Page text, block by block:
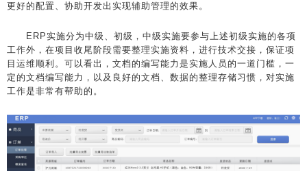
更好的配置、协助开发出实现辅助管理的效果。
ERP实施分为中级、初级，中级实施要参与上述初级实施的各项
工作外，在项目收尾阶段需要整理实施资料，进行技术交接，保证项
目运维顺利。可以看出，文档的编写能力是实施人员的一道门槛，一
定的文档编写能力，以及良好的文档、数据的整理存储习惯，对实施
工作是非常有帮助的。